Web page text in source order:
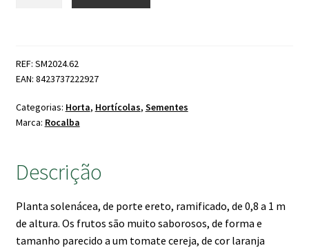
REF: SM2024.62
EAN: 8423737222927
Categorias: Horta, Hortícolas, Sementes
Marca: Rocalba
Descrição
Planta solenácea, de porte ereto, ramificado, de 0,8 a 1 m
de altura. Os frutos são muito saborosos, de forma e
tamanho parecido a um tomate cereja, de cor laranja